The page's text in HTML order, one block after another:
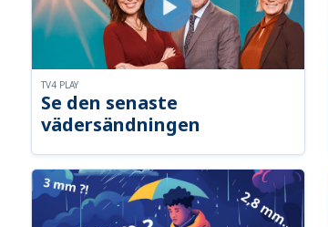
Se den senaste
vädersändningen
TV4 PLAY